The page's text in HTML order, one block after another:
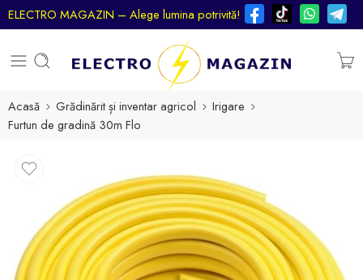
ELECTRO MAGAZIN – Alege lumina potrivită!
Acasă Grădinărit și inventar agricol
Irigare
Furtun de gradină 30m Flo